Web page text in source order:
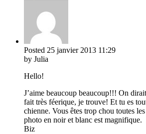
Posted 25 janvier 2013 11:29
by Julia
Hello!
J’aime beaucoup beaucoup!!! On
fait très féerique, je trouve! Et tu es
chienne. Vous êtes trop chou toutes
photo en noir et blanc est magnifique.
Biz